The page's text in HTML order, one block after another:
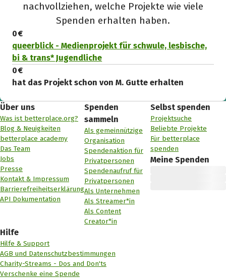
nachvollziehen, welche Projekte wie viele
Spenden erhalten haben.
0 €
queerblick - Medienprojekt für schwule, lesbische,
bi & trans* Jugendliche
0 €
hat das Projekt schon von M. Gutte erhalten
Über uns
Was ist betterplace.org?
Blog & Neuigkeiten
betterplace academy
Das Team
Jobs
Presse
Kontakt & Impressum
Barrierefreiheitserklärung
API Dokumentation
Spenden
sammeln
Als gemeinnützige
Organisation
Spendenaktion für
Privatpersonen
Spendenaufruf für
Privatpersonen
Als Unternehmen
Als Streamer*in
Als Content
Creator*in
Selbst spenden
Projektsuche
Beliebte Projekte
Für betterplace
spenden
Meine Spenden
Hilfe
Hilfe & Support
AGB und Datenschutzbestimmungen
Charity-Streams - Dos and Don'ts
Verschenke eine Spende